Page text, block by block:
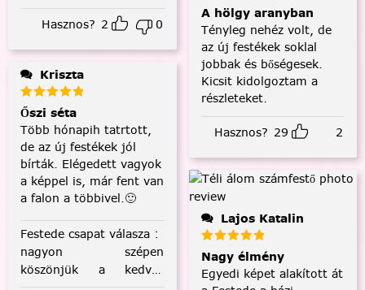
Hasznos? 2 0
Kriszta
Őszi séta
Több hónapih tatrtott,
de az új festékek jól
bírták. Elégedett vagyok
a képpel is, már fent van
a falon a többivel.🙂
Festede csapat válasza :
nagyon szépen
köszönjük a kedves
A hölgy aranyban
Tényleg nehéz volt, de
az új festékek soklal
jobbak és bőségesek.
Kicsit kidolgoztam a
részleteket.
Hasznos? 29 2
Lajos Katalin
Nagy élmény
Egyedi képet alakított át